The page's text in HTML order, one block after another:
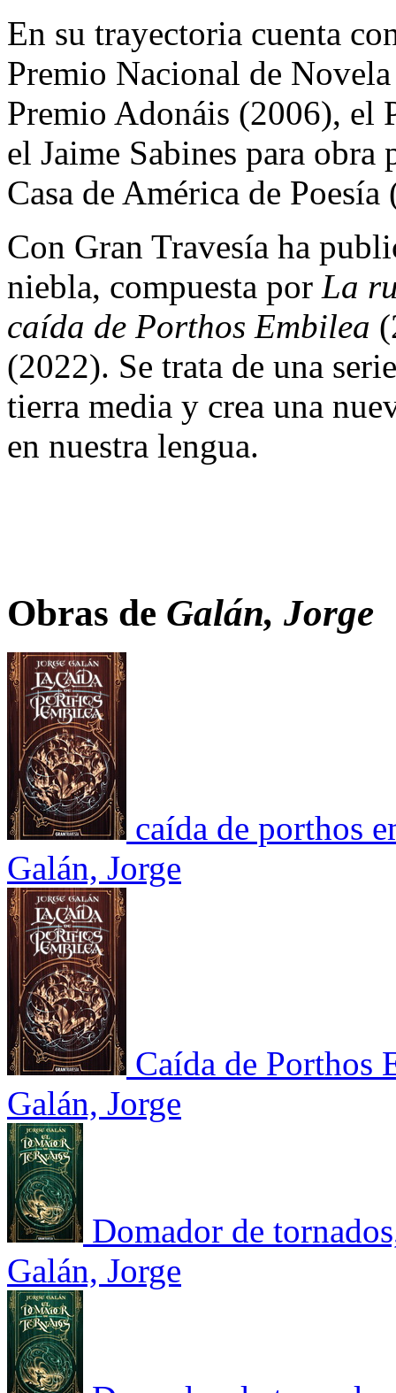
En su trayectoria cuenta
Premio Nacional de
Premio Adonáis (2006), el
el Jaime Sabines para
Casa de América de Poesía
Con Gran Travesía ha
niebla, compuesta por La
caída de Porthos Embilea
(2022). Se trata de una
tierra media y crea una
en nuestra lengua.
Obras de Galán, Jorge
caída de porthos
Galán, Jorge
Caída de Porthos
Galán, Jorge
Domador de
Galán, Jorge